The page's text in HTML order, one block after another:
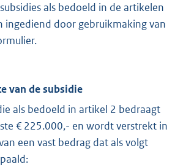
als bedoeld in de artikelen
ingediend door gebruikmaking van
van de subsidie
als bedoeld in artikel 2 bedraagt
€ 225.000,- en wordt verstrekt in
een vast bedrag dat als volgt